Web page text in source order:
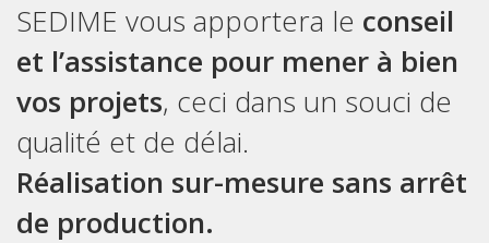
SEDIME vous apportera le conseil
et l’assistance pour mener à bien
vos projets, ceci dans un souci de
qualité et de délai.
Réalisation sur-mesure sans arrêt
de production.